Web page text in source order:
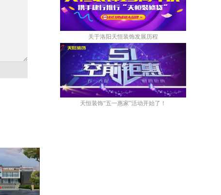
关于洛阳天恒装饰发展历程
天恒装饰“五一惠家”活动开始了！